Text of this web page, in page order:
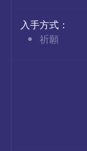
入手方式：
祈願